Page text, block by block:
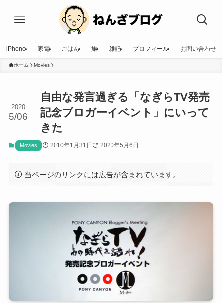
iPhone 家電 ごはん 旅 雑記 プロフィール お問い合わせ
ホーム Movies
自由な発言過ぎる「なぎらTV発売
記念ブロガーイベント」にいって
きた
2020
5/06
Movies 2010年1月31日 2020年5月6日
当ページのリンクには広告が含まれています。